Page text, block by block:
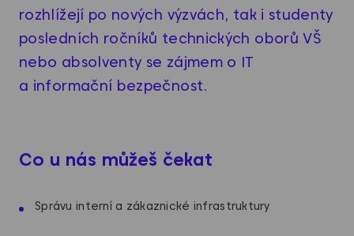
rozhlížejí po nových výzvách, tak i studenty
posledních ročníků technických oborů VŠ
nebo absolventy se zájmem o IT
a informační bezpečnost.
Co u nás můžeš čekat
Správu interní a zákaznické infrastruktury